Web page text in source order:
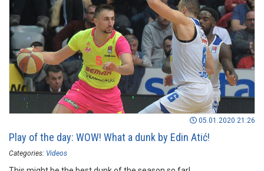
05.01.2020 21:26
Play of the day: WOW! What a dunk by Edin Atić!
Categories: Videos